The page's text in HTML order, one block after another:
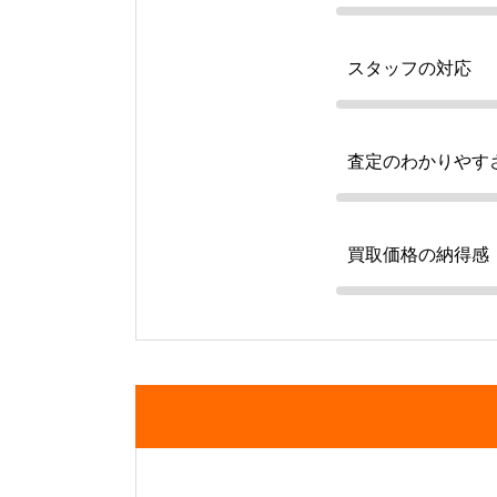
スタッフの対応
査定のわかりやす
買取価格の納得感